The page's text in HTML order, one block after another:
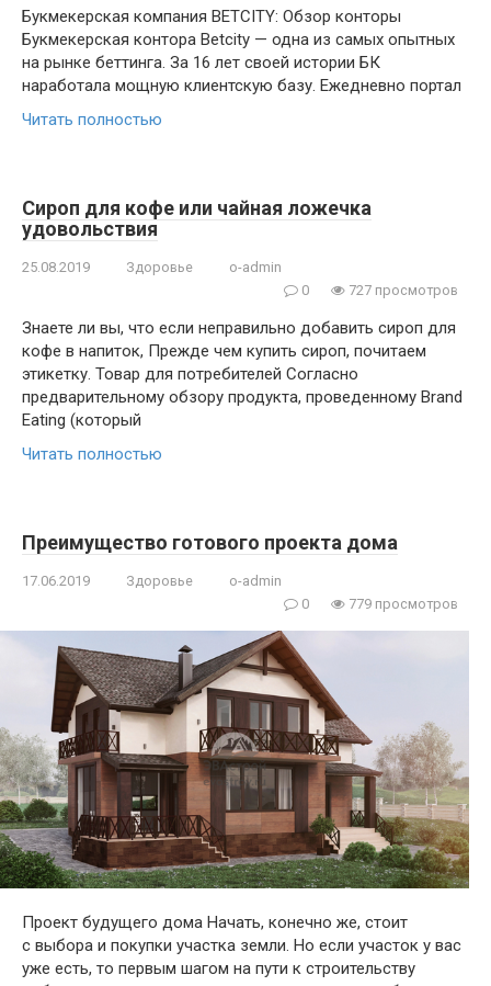
Букмекерская компания BETCITY: Обзор конторы
Букмекерская контора Betcity — одна из самых опытных
на рынке беттинга. За 16 лет своей истории БК
наработала мощную клиентскую базу. Ежедневно портал
Читать полностью
Сироп для кофе или чайная ложечка
удовольствия
25.08.2019 Здоровье
o-admin
0
727 просмотров
Знаете ли вы, что если неправильно добавить сироп для
кофе в напиток, Прежде чем купить сироп, почитаем
этикетку. Товар для потребителей Согласно
предварительному обзору продукта, проведенному Brand
Eating (который
Читать полностью
Преимущество готового проекта дома
17.06.2019 Здоровье
o-admin
0
779 просмотров
Проект будущего дома Начать, конечно же, стоит
с выбора и покупки участка земли. Но если участок у вас
уже есть, то первым шагом на пути к строительству